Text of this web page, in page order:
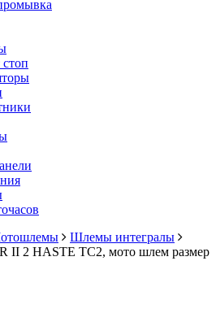
Шлемы интегралы
II 2 HASTE TC2, мото шлем размер